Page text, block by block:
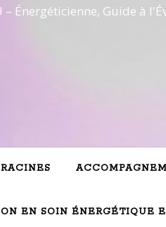
– Énergéticienne, Guide à
EN SOIN ÉNERGÉTIQUE